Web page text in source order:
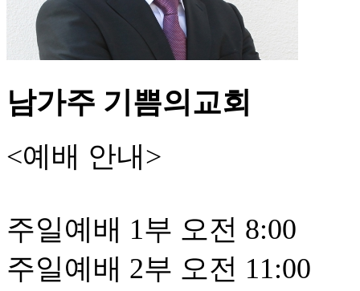
남가주 기쁨의교회
<예배 안내>
주일예배 1부 오전 8:00
주일예배 2부 오전 11:00